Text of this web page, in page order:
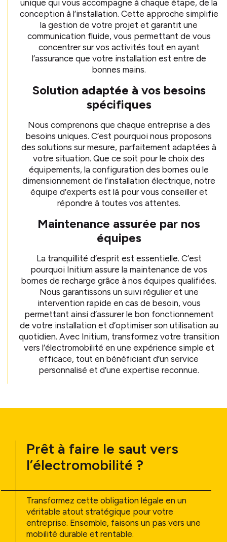
unique qui vous accompagne à chaque étape, de la
conception à l’installation. Cette approche simplifie
la gestion de votre projet et garantit une
communication fluide, vous permettant de vous
concentrer sur vos activités tout en ayant
l’assurance que votre installation est entre de
bonnes mains.
Solution adaptée à vos besoins
spécifiques
Nous comprenons que chaque entreprise a des
besoins uniques. C’est pourquoi nous proposons
des solutions sur mesure, parfaitement adaptées à
votre situation. Que ce soit pour le choix des
équipements, la configuration des bornes ou le
dimensionnement de l’installation électrique, notre
équipe d’experts est là pour vous conseiller et
répondre à toutes vos attentes.
Maintenance assurée par nos
équipes
La tranquillité d’esprit est essentielle. C’est
pourquoi Initium assure la maintenance de vos
bornes de recharge grâce à nos équipes qualifiées.
Nous garantissons un suivi régulier et une
intervention rapide en cas de besoin, vous
permettant ainsi d’assurer le bon fonctionnement
de votre installation et d’optimiser son utilisation au
quotidien. Avec Initium, transformez votre transition
vers l’électromobilité en une expérience simple et
efficace, tout en bénéficiant d’un service
personnalisé et d’une expertise reconnue.
Prêt à faire le saut vers
l’électromobilité ?
Transformez cette obligation légale en un
véritable atout stratégique pour votre
entreprise. Ensemble, faisons un pas vers une
mobilité durable et rentable.